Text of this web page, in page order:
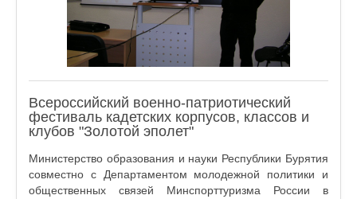
Всероссийский военно-патриотический
фестиваль кадетских корпусов, классов и
клубов "Золотой эполет"
Министерство образования и науки Республики Бурятия
совместно с Департаментом молодежной политики и
общественных связей Минспорттуризма России в